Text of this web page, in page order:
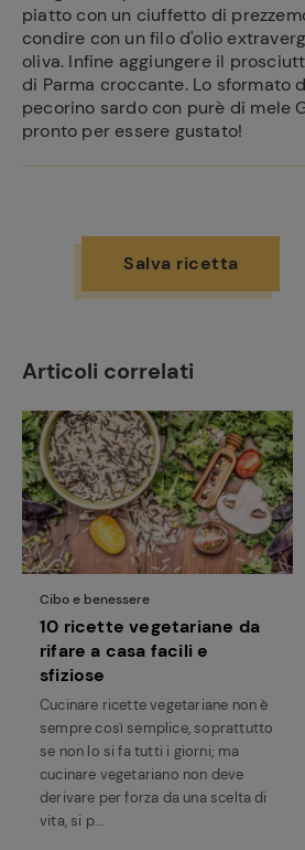
piatto con un ciuffetto di
condire con un filo d'olio
oliva. Infine aggiungere il
di Parma croccante. Lo sformato
pecorino sardo con purè di mele
pronto per essere gustato!
Salva ricetta
Articoli correlati
Cibo e benessere
10 ricette vegetariane da
rifare a casa facili e
sfiziose
Cucinare ricette vegetariane non è
sempre così semplice, soprattutto
se non lo si fa tutti i giorni; ma
cucinare vegetariano non deve
derivare per forza da una scelta di
vita, si p...